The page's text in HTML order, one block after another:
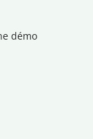
démo